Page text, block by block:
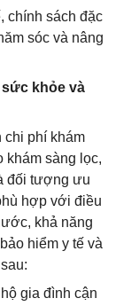
chính sách đặc
sóc và nâng
khỏe và
chi phí khám
khám sàng lọc,
đối tượng ưu
hợp với điều
khả năng
hiểm y tế và
gia đình cận